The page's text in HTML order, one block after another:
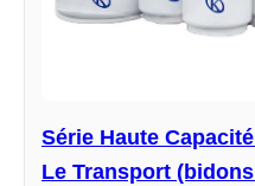
Série Haute
Le Transport